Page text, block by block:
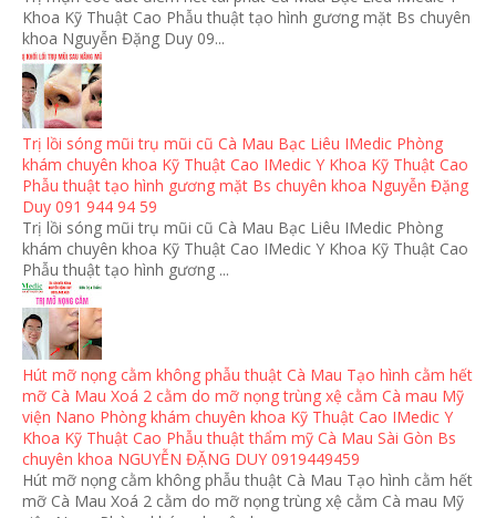
Khoa Kỹ Thuật Cao Phẫu thuật tạo hình gương mặt Bs chuyên
khoa Nguyễn Đặng Duy 09...
Trị lồi sóng mũi trụ mũi cũ Cà Mau Bạc Liêu IMedic Phòng
khám chuyên khoa Kỹ Thuật Cao IMedic Y Khoa Kỹ Thuật Cao
Phẫu thuật tạo hình gương mặt Bs chuyên khoa Nguyễn Đặng
Duy 091 944 94 59
Trị lồi sóng mũi trụ mũi cũ Cà Mau Bạc Liêu IMedic Phòng
khám chuyên khoa Kỹ Thuật Cao IMedic Y Khoa Kỹ Thuật Cao
Phẫu thuật tạo hình gương ...
Hút mỡ nọng cằm không phẫu thuật Cà Mau Tạo hình cằm hết
mỡ Cà Mau Xoá 2 cằm do mỡ nọng trùng xệ cằm Cà mau Mỹ
viện Nano Phòng khám chuyên khoa Kỹ Thuật Cao IMedic Y
Khoa Kỹ Thuật Cao Phẫu thuật thẩm mỹ Cà Mau Sài Gòn Bs
chuyên khoa NGUYỄN ĐẶNG DUY 0919449459
Hút mỡ nọng cằm không phẫu thuật Cà Mau Tạo hình cằm hết
mỡ Cà Mau Xoá 2 cằm do mỡ nọng trùng xệ cằm Cà mau Mỹ